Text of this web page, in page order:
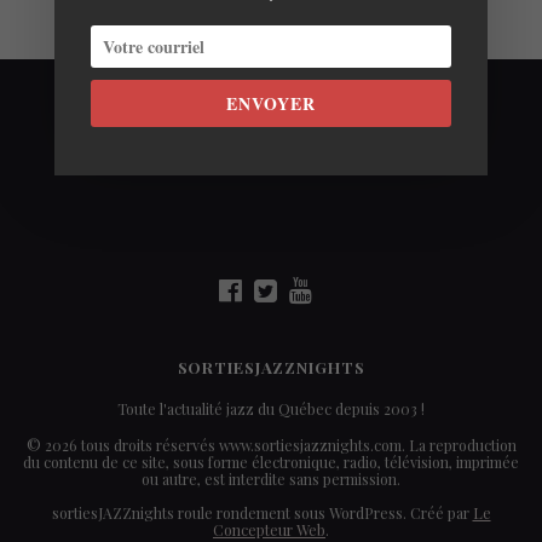
SORTIESJAZZNIGHTS
Toute l'actualité jazz du Québec depuis 2003 !
© 2026 tous droits réservés www.sortiesjazznights.com. La reproduction
du contenu de ce site, sous forme électronique, radio, télévision, imprimée
ou autre, est interdite sans permission.
sortiesJAZZnights roule rondement sous WordPress. Créé par Le
Concepteur Web.
ENVOYER